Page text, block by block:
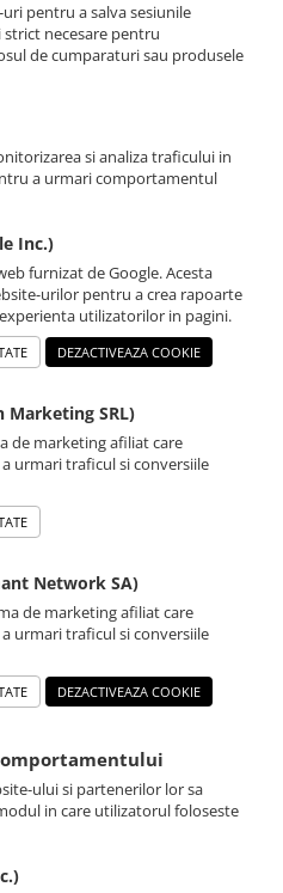
pentru a salva sesiunile
necesare pentru
de cumparaturi sau produsele
si analiza traficului in
a urmari comportamentul
Inc.)
furnizat de Google. Acesta
urilor pentru a crea rapoarte
utilizatorilor in pagini.
DEZACTIVEAZA COOKIE
Marketing SRL)
de marketing afiliat care
urmari traficul si conversiile
Network SA)
de marketing afiliat care
urmari traficul si conversiile
DEZACTIVEAZA COOKIE
ului si partenerilor lor sa
in care utilizatorul foloseste